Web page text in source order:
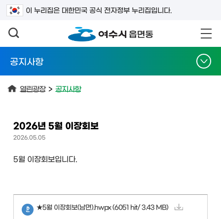
이 누리집은 대한민국 공식 전자정부 누리집입니다.
검색어를 입력하세요
공지사항
열린광장 > 공지사항
2026년 5월 이장회보
2026.05.05
5월 이장회보입니다.
★5월 이장회보(남면).hwpx (6051 hit/ 3.43 MB)